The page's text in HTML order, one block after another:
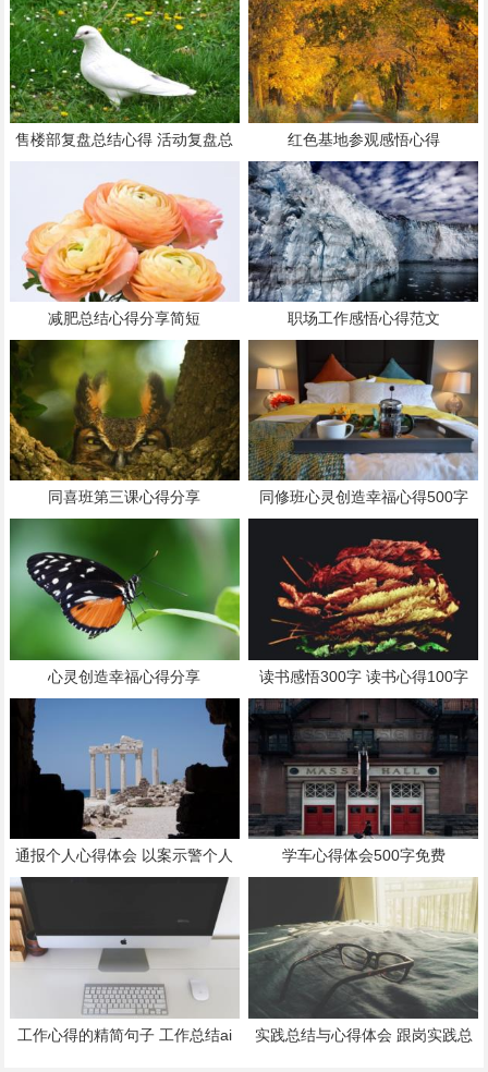
售楼部复盘总结心得 活动复盘总
结怎么写
红色基地参观感悟心得
减肥总结心得分享简短 职场工作感悟心得范文
同喜班第三课心得分享 同修班心灵创造幸福心得500字
心灵创造幸福心得分享 读书感悟300字 读书心得100字
通报个人心得体会 以案示警个人
心得体会
学车心得体会500字免费
工作心得的精简句子 工作总结ai
实践总结与心得体会 跟岗实践总